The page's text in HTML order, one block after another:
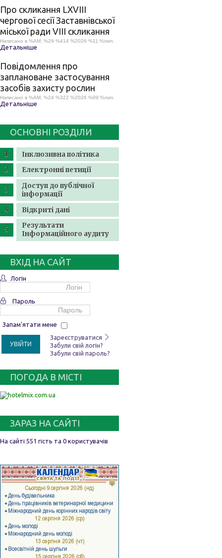
Про скликання LХVІІІ
чергової сесії Заставнівської
міської ради VIII скликання
Написано в %AM, %29 %414 %2026 %11:%лип.
Детальніше
Повідомлення про
заплановане застосування
засобів захисту рослин
Написано в %AM, %24 %322 %2026 %09:%лип.
Детальніше
ОСНОВНІ РОЗДІЛИ
Інклюзивна політика
Електронні петиції
Доступ до публічної
інформації
Відкриті дані
Результати
Інформаційного аудиту
ВХІД НА САЙТ
Логін
Пароль
Запам'ятати мене
УВІЙТИ
Зареєструватися
Забули свій логін?
Забули свій пароль?
ПОГОДА В МІСТІ
ЗАРАЗ НА САЙТІ
На сайті 551 гість та 0 користувачів